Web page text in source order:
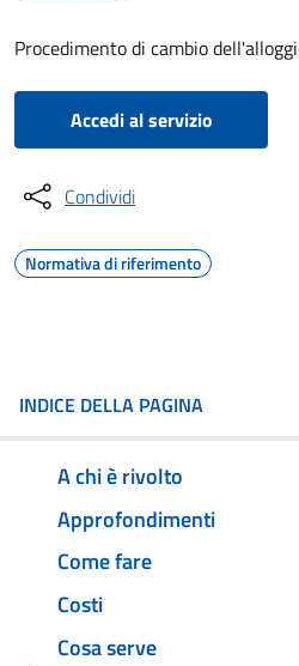
Procedimento di cambio
Accedi al servizio
Condividi
Normativa di riferimento
INDICE DELLA PAGINA
A chi è rivolto
Approfondimenti
Come fare
Costi
Cosa serve